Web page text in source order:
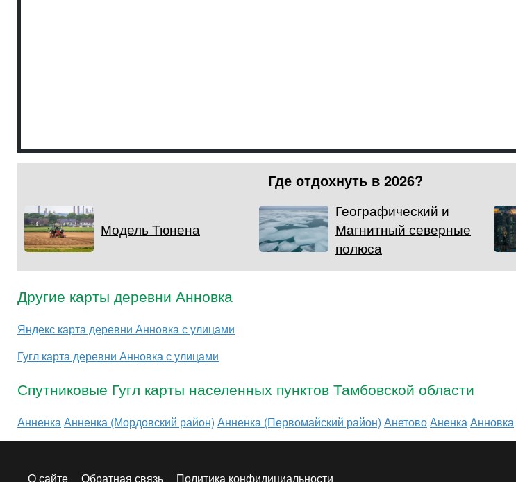
Где отдохнуть в 2026?
Модель Тюнена
Географический и
Магнитный северные
полюса
Другие карты деревни Анновка
Яндекс карта деревни Анновка с улицами
Гугл карта деревни Анновка с улицами
Спутниковые Гугл карты населенных пунктов Тамбовской области
АнненкаАнненка (Мордовский район) Анненка (Первомайский район) АнетовоАненкаАнновка
О сайте Обратная связь Политика конфидициальности